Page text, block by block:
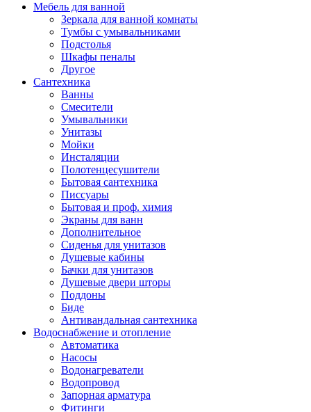
Мебель для ванной
Зеркала для ванной комнаты
Тумбы с умывальниками
Подстолья
Шкафы пеналы
Другое
Сантехника
Ванны
Смесители
Умывальники
Унитазы
Мойки
Инсталяции
Полотенцесушители
Бытовая сантехника
Писсуары
Бытовая и проф. химия
Экраны для ванн
Дополнительное
Сиденья для унитазов
Душевые кабины
Бачки для унитазов
Душевые двери шторы
Поддоны
Биде
Антивандальная сантехника
Водоснабжение и отопление
Автоматика
Насосы
Водонагреватели
Водопровод
Запорная арматура
Фитинги